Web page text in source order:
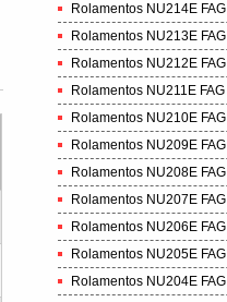
Rolamentos NU214E FAG
Rolamentos NU213E FAG
Rolamentos NU212E FAG
Rolamentos NU211E FAG
Rolamentos NU210E FAG
Rolamentos NU209E FAG
Rolamentos NU208E FAG
Rolamentos NU207E FAG
Rolamentos NU206E FAG
Rolamentos NU205E FAG
Rolamentos NU204E FAG